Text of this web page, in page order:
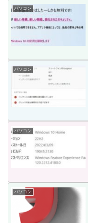
パソコン
パソコン
パソコン
パソコン